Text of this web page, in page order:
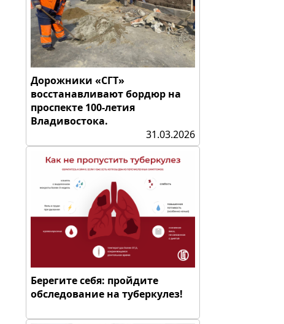
Дорожники «СГТ»
восстанавливают бордюр на
проспекте 100-летия
Владивостока.
31.03.2026
Берегите себя: пройдите
обследование на туберкулез!